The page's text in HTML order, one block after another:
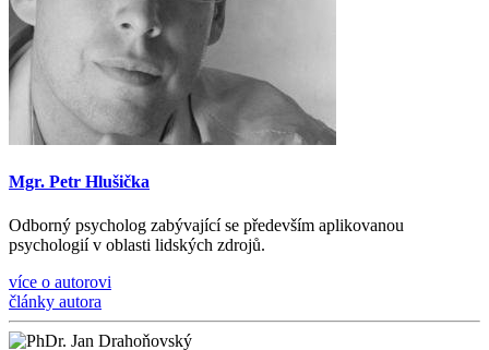
Mgr. Petr Hlušička
Odborný psycholog zabývající se především aplikovanou
psychologií v oblasti lidských zdrojů.
více o autorovi
články autora